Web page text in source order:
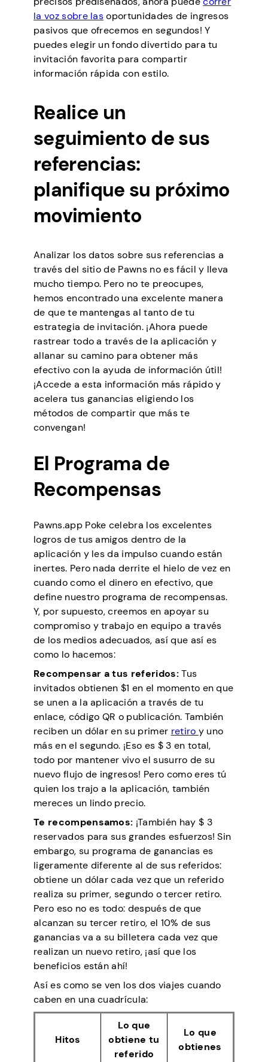
la voz sobre lasoportunidades de ingresos
pasivos que ofrecemos en segundos! Y
puedes elegir un fondo divertido para tu
invitación favorita para compartir
información rápida con estilo.
Realice un
seguimiento de sus
referencias:
planifique su próximo
movimiento
Analizar los datos sobre sus referencias a
través del sitio de Pawns no es fácil y lleva
mucho tiempo. Pero no te preocupes,
hemos encontrado una excelente manera
de que te mantengas al tanto de tu
estrategia de invitación. ¡Ahora puede
rastrear todo a través de la aplicación y
allanar su camino para obtener más
efectivo con la ayuda de información útil!
¡Accede a esta información más rápido y
acelera tus ganancias eligiendo los
métodos de compartir que más te
convengan!
El Programa de
Recompensas
Pawns.app Poke celebra los excelentes
logros de tus amigos dentro de la
aplicación y les da impulso cuando están
inertes. Pero nada derrite el hielo de vez en
cuando como el dinero en efectivo, que
define nuestro programa de recompensas.
Y, por supuesto, creemos en apoyar su
compromiso y trabajo en equipo a través
de los medios adecuados, así que así es
como lo hacemos:
Recompensar a tus referidos:Tus
invitados obtienen $1 en el momento en que
se unen a la aplicación a través de tu
enlace, código QR o publicación. También
reciben un dólar en su primer retiro y uno
más en el segundo. ¡Eso es $ 3 en total,
todo por mantener vivo el susurro de su
nuevo flujo de ingresos! Pero como eres tú
quien los trajo a la aplicación, también
mereces un lindo precio.
Te recompensamos: ¡También hay $ 3
reservados para sus grandes esfuerzos! Sin
embargo, su programa de ganancias es
ligeramente diferente al de sus referidos:
obtiene un dólar cada vez que un referido
realiza su primer, segundo o tercer retiro.
Pero eso no es todo: después de que
alcanzan su tercer retiro, el 10% de sus
ganancias va a su billetera cada vez que
realizan un nuevo retiro, ¡así que los
beneficios están ahí!
Así es como se ven los dos viajes cuando
caben en una cuadrícula:
Hitos
Lo que
obtiene tu
referido
Lo que
obtienes